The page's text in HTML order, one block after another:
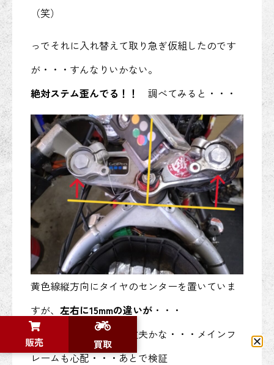
（笑）
っでそれに入れ替えて取り急ぎ仮組したのです
が・・・すんなりいかない。
絶対ステム歪んでる！！ 調べてみると・・・
黄色線縦方向にタイヤのセンターを置いていま
すが、 左右に15mmの違いが ・・・
これベアリングとか大丈夫かな・・・メインフ
レームも心配・・・あとで検証
販売 買取